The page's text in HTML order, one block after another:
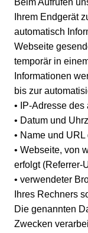
Beim Aufrufen
Ihrem Endgerät
automatisch
Webseite
temporär in
Informationen
bis zur
• IP-Adresse
• Datum und
• Name und
• Webseite, von
erfolgt (Referrer-
• verwendeter
Ihres Rechners
Die genannten
Zwecken